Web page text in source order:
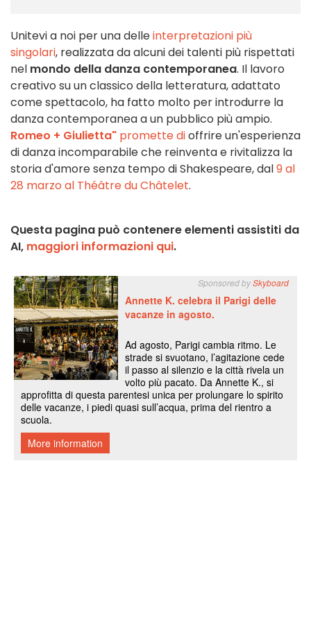
Unitevi a noi per una delleinterpretazioni più
singolari, realizzata da alcuni dei talenti più rispettati
nel mondo della danza contemporanea. Il lavoro
creativo su un classico della letteratura, adattato
come spettacolo, ha fatto molto per introdurre la
danza contemporanea a un pubblico più ampio.
Romeo + Giulietta" promette dioffrire un'esperienza
di danza incomparabile che reinventa e rivitalizza la
storia d'amore senza tempo di Shakespeare, dal9 al
28 marzo al Théâtre du Châtelet.
Questa pagina può contenere elementi assistiti da
AI, maggiori informazioni qui.